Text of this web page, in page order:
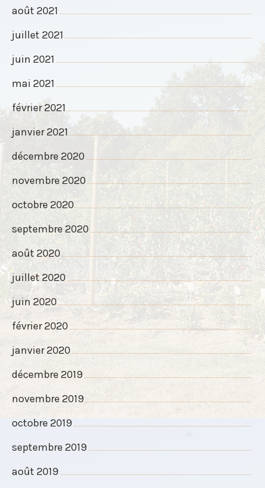
août 2021
juillet 2021
juin 2021
mai 2021
février 2021
janvier 2021
décembre 2020
novembre 2020
octobre 2020
septembre 2020
août 2020
juillet 2020
juin 2020
février 2020
janvier 2020
décembre 2019
novembre 2019
octobre 2019
septembre 2019
août 2019